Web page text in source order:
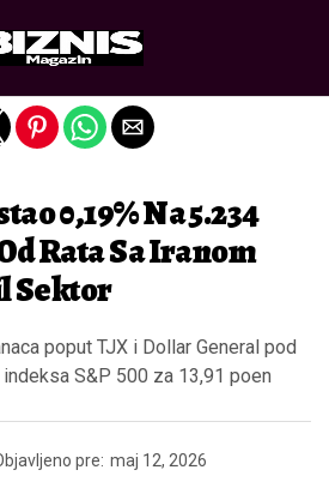
0,19% Na 5.234
Rata Sa Iranom
Sektor
poput TJX i Dollar General pod
S&P 500 za 13,91 poen
pre: maj 12, 2026
mobile version